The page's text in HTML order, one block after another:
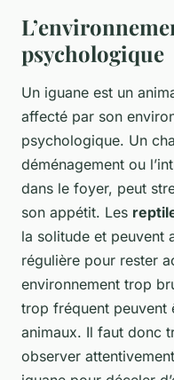
psychologique
Un iguane est un
affecté par son
psychologique. Un
déménagement ou
dans le foyer, peut
son appétit. Les
la solitude et peuvent
régulière pour rester
environnement trop
trop fréquent peuvent
animaux. Il faut donc
observer